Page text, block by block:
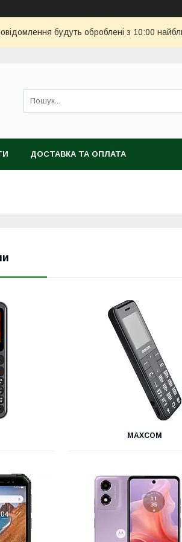
будуть оброблені з 10:00
ДОСТАВКА ТА ОПЛАТА
MAXCOM